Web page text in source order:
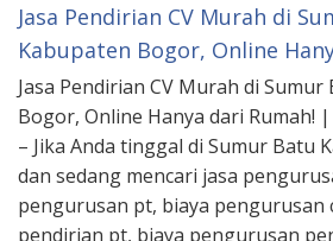
Jasa Pendirian CV Murah di
Kabupaten Bogor, Online
Jasa Pendirian CV Murah di
Bogor, Online Hanya dari Rumah!
– Jika Anda tinggal di Sumur Batu
dan sedang mencari jasa
pengurusan pt, biaya pengurusan
pendirian pt, biaya pengurusan